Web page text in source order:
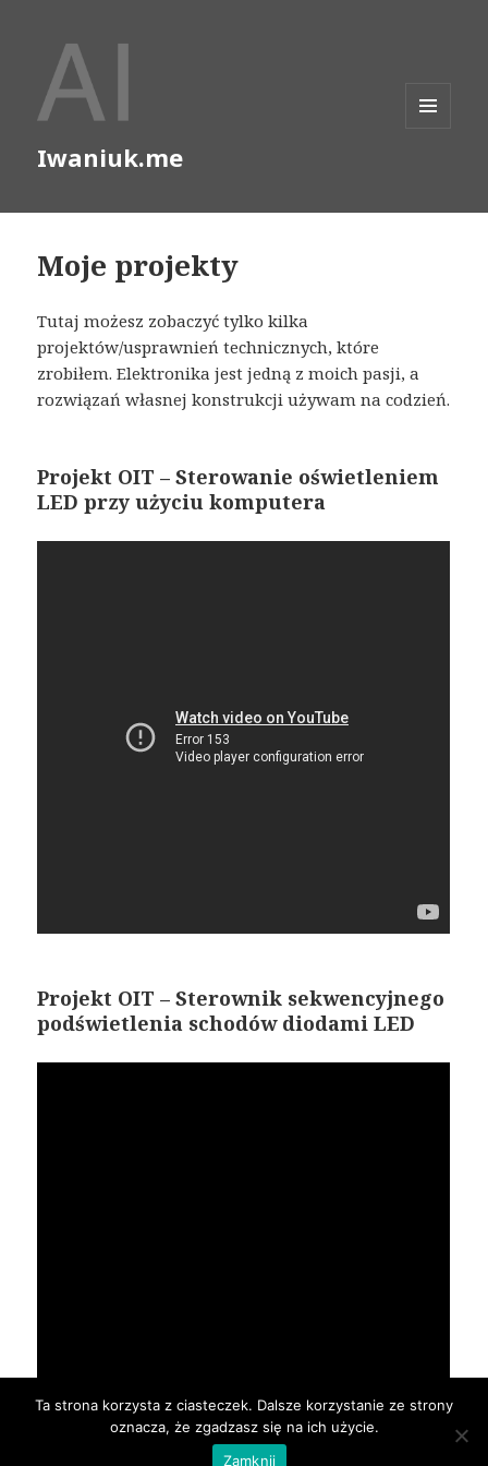
Iwaniuk.me
Moje projekty
Tutaj możesz zobaczyć tylko kilka
projektów/usprawnień technicznych, które
zrobiłem. Elektronika jest jedną z moich pasji, a
rozwiązań własnej konstrukcji używam na codzień.
Projekt OIT – Sterowanie oświetleniem
LED przy użyciu komputera
Projekt OIT – Sterownik sekwencyjnego
podświetlenia schodów diodami LED
Ta strona korzysta z ciasteczek. Dalsze korzystanie ze strony
oznacza, że zgadzasz się na ich użycie.
Zamknij